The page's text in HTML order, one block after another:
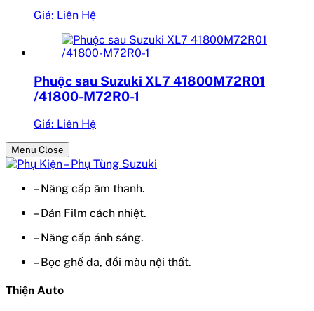
Giá: Liên Hệ
Phuộc sau Suzuki XL7 41800M72R01
/41800-M72R0-1
Giá: Liên Hệ
Menu Close
– Nâng cấp âm thanh.
– Dán Film cách nhiệt.
– Nâng cấp ánh sáng.
– Bọc ghế da, đổi màu nội thất.
Thiện Auto